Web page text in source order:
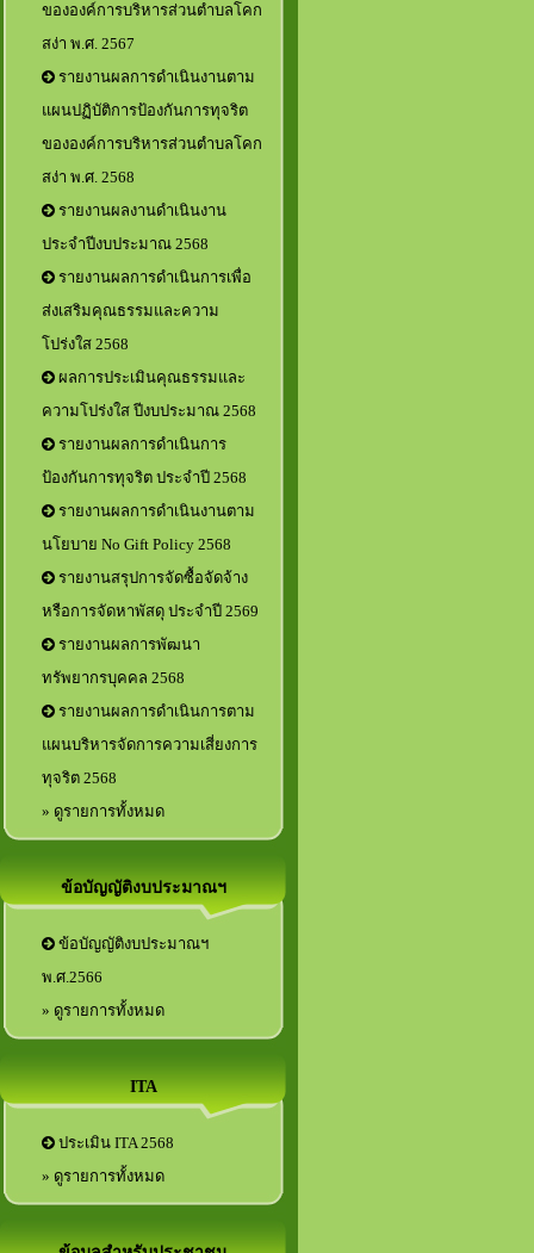
ขององค์การบริหารส่วนตำบลโคก
สง่า พ.ศ. 2567
รายงานผลการดำเนินงานตาม
แผนปฏิบัติการป้องกันการทุจริต
ขององค์การบริหารส่วนตำบลโคก
สง่า พ.ศ. 2568
รายงานผลงานดำเนินงาน
ประจำปีงบประมาณ 2568
รายงานผลการดำเนินการเพื่อ
ส่งเสริมคุณธรรมและความ
โปร่งใส 2568
ผลการประเมินคุณธรรมและ
ความโปร่งใส ปีงบประมาณ 2568
รายงานผลการดำเนินการ
ป้องกันการทุจริต ประจำปี 2568
รายงานผลการดำเนินงานตาม
นโยบาย No Gift Policy 2568
รายงานสรุปการจัดซื้อจัดจ้าง
หรือการจัดหาพัสดุ ประจำปี 2569
รายงานผลการพัฒนา
ทรัพยากรบุคคล 2568
รายงานผลการดำเนินการตาม
แผนบริหารจัดการความเสี่ยงการ
ทุจริต 2568
» ดูรายการทั้งหมด
ข้อบัญญัติงบประมาณฯ
ข้อบัญญัติงบประมาณฯ
พ.ศ.2566
» ดูรายการทั้งหมด
ITA
ประเมิน ITA 2568
» ดูรายการทั้งหมด